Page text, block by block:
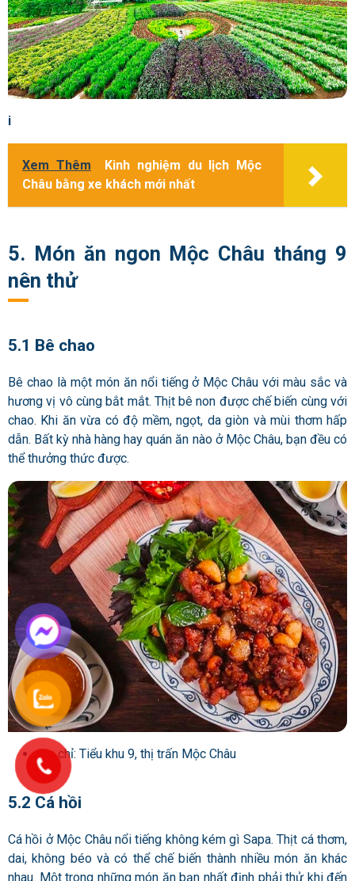
i
Xem Thêm
Kinh nghiệm du lịch Mộc
Châu bằng xe khách mới nhất
5. Món ăn ngon Mộc Châu tháng 9
nên thử
5.1 Bê chao
Bê chao là một món ăn nổi tiếng ở Mộc Châu với màu sắc và
hương vị vô cùng bắt mắt. Thịt bê non được chế biến cùng với
chao. Khi ăn vừa có độ mềm, ngọt, da giòn và mùi thơm hấp
dẫn. Bất kỳ nhà hàng hay quán ăn nào ở Mộc Châu, bạn đều có
thể thưởng thức được.
Địa chỉ: Tiểu khu 9, thị trấn Mộc Châu
5.2 Cá hồi
Cá hồi ở Mộc Châu nổi tiếng không kém gì Sapa. Thịt cá thơm,
dai, không béo và có thể chế biến thành nhiều món ăn khác
nhau. Một trong những món ăn bạn nhất định phải thử khi đến